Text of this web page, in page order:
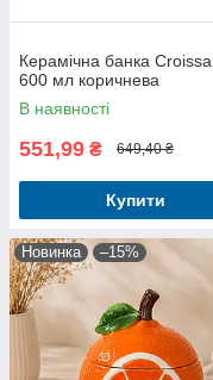
Керамічна банка
600 мл коричнева
В наявності
551,99 ₴ 649,40 ₴
Купити
Новинка –15%